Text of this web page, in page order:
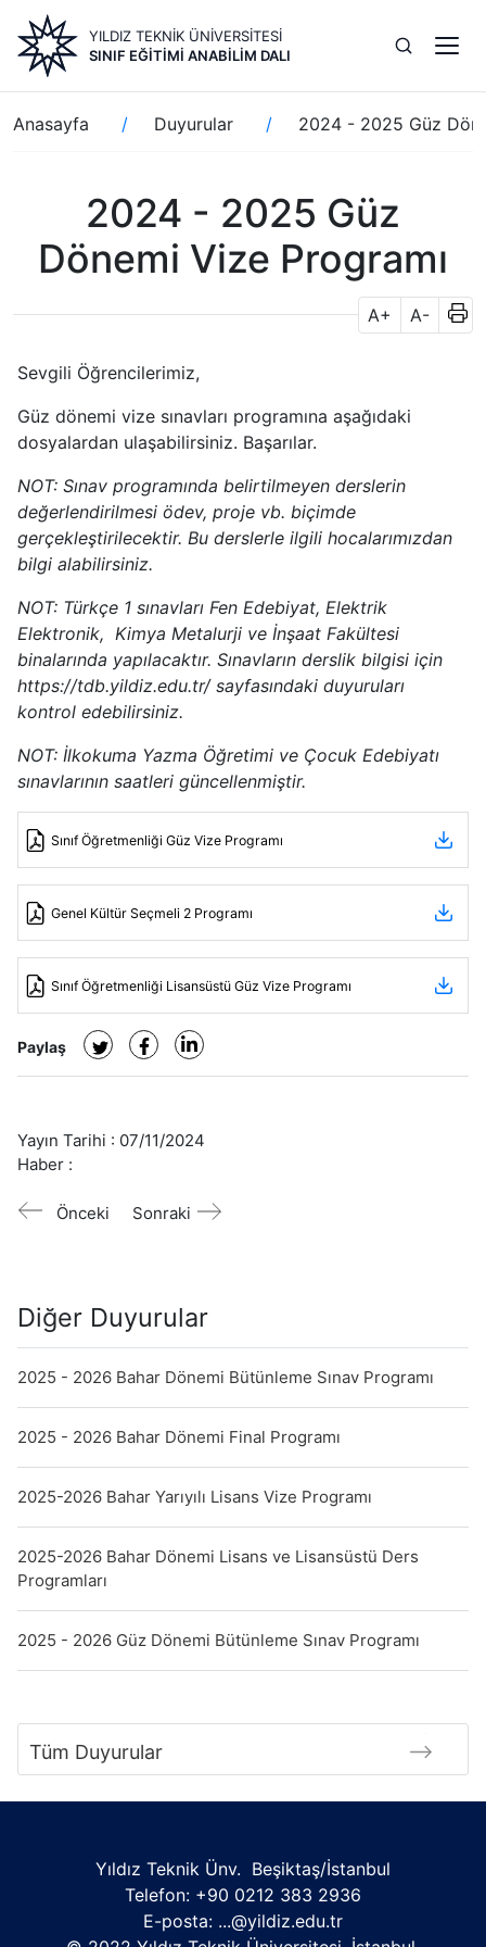
içeriğe
atla
YILDIZ TEKNİK ÜNİVERSİTESİ
SINIF EĞITIMI ANABILIM DALI
Sayfa
yolu
Anasayfa Duyurular 2024 - 2025 Güz
2024 - 2025 Güz
Dönemi Vize Programı
A+ A-
Sevgili Öğrencilerimiz,
Güz dönemi vize sınavları programına aşağıdaki
dosyalardan ulaşabilirsiniz. Başarılar.
NOT: Sınav programında belirtilmeyen derslerin
değerlendirilmesi ödev, proje vb. biçimde
gerçekleştirilecektir. Bu derslerle ilgili hocalarımızdan
bilgi alabilirsiniz.
NOT: Türkçe 1 sınavları Fen Edebiyat, Elektrik
Elektronik, Kimya Metalurji ve İnşaat Fakültesi
binalarında yapılacaktır. Sınavların derslik bilgisi için
https://tdb.yildiz.edu.tr/ sayfasındaki duyuruları
kontrol edebilirsiniz.
NOT: İlkokuma Yazma Öğretimi ve Çocuk Edebiyatı
sınavlarının saatleri güncellenmiştir.
Sınıf Öğretmenliği Güz Vize Programı
Genel Kültür Seçmeli 2 Programı
Sınıf Öğretmenliği Lisansüstü Güz Vize Programı
Paylaş
Yayın Tarihi : 07/11/2024
Haber :
Önceki Sonraki
Diğer Duyurular
2025 - 2026 Bahar Dönemi Bütünleme Sınav Programı
2025 - 2026 Bahar Dönemi Final Programı
2025-2026 Bahar Yarıyılı Lisans Vize Programı
2025-2026 Bahar Dönemi Lisans ve Lisansüstü Ders
Programları
2025 - 2026 Güz Dönemi Bütünleme Sınav Programı
Tüm Duyurular
Yıldız Teknik Ünv. Beşiktaş/İstanbul
Telefon: +90 0212 383 2936
E-posta: ...@yildiz.edu.tr